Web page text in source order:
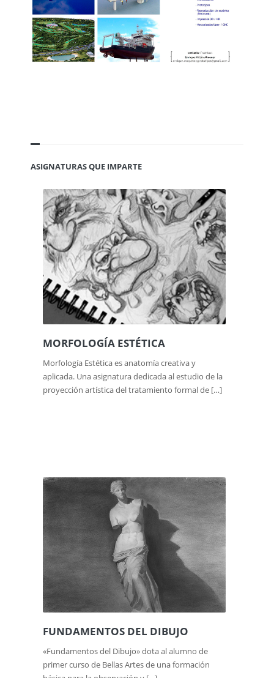
ASIGNATURAS QUE IMPARTE
MORFOLOGÍA ESTÉTICA
Morfología Estética es anatomía creativa y
aplicada. Una asignatura dedicada al estudio de la
proyección artística del tratamiento formal de […]
FUNDAMENTOS DEL DIBUJO
«Fundamentos del Dibujo» dota al alumno de
primer curso de Bellas Artes de una formación